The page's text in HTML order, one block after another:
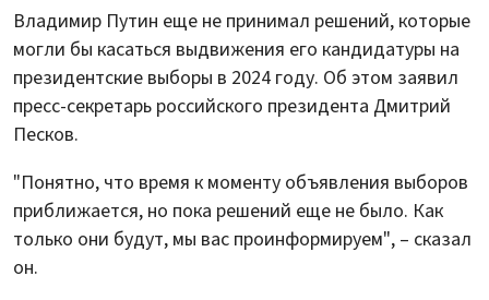
Владимир Путин еще не принимал решений, которые
могли бы касаться выдвижения его кандидатуры на
президентские выборы в 2024 году. Об этом заявил
пресс-секретарь российского президента Дмитрий
Песков.
"Понятно, что время к моменту объявления выборов
приближается, но пока решений еще не было. Как
только они будут, мы вас проинформируем", – сказал
он.